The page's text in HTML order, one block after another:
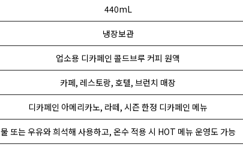
440mL
냉장보관
업소용 디카페인 콜드브루 커피 원액
카페, 레스토랑, 호텔, 브런치 매장
디카페인 아메리카노, 라떼, 시즌 한정 디카페인 메뉴
물 또는 우유와 희석해 사용하고, 온수 적용 시 HOT 메뉴 운영도 가능